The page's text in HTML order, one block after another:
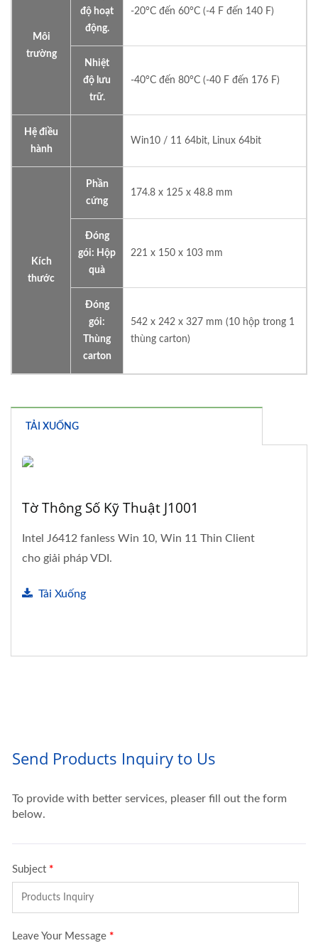
Môi
trường
độ hoạt
động.
-20°C đến 60°C (-4 F đến 140 F)
Nhiệt
độ lưu
trữ.
-40°C đến 80°C (-40 F đến 176 F)
Hệ điều
hành
Win10 / 11 64bit, Linux 64bit
Kích
thước
Phần
cứng
174.8 x 125 x 48.8 mm
Đóng
gói: Hộp
quà
221 x 150 x 103 mm
Đóng
gói:
Thùng
carton
542 x 242 x 327 mm (10 hộp trong 1
thùng carton)
TẢI XUỐNG
Tờ Thông Số Kỹ Thuật J1001
Intel J6412 fanless Win 10, Win 11 Thin Client
cho giải pháp VDI.
Tải Xuống